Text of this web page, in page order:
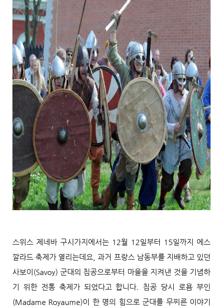
스위스 제네바 구시가지에서는 12월 12일부터 15일까지 에스
깔라드 축제가 열리는데요, 과거 프랑스 남동부를 지배하고 있던
사보이(Savoy) 군대의 침공으로부터 마을을 지켜낸 것을 기념하
기 위한 전통 축제가 되었다고 합니다. 침공 당시 로욤 부인
(Madame Royaume)이 한 명의 힘으로 군대를 무찌른 이야기